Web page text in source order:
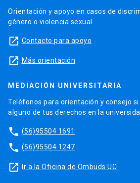
Orientación y apoyo en casos de
género o violencia sexual.
launch Contacto para apoyo
launch Más orientación
MEDIACIÓN UNIVERSITARIA
Teléfonos para orientación y consejo
alguno de tus derechos en la
phone (56)95504 1691
phone (56)95504 1247
launch Ir a la Oficina de Ombuds UC